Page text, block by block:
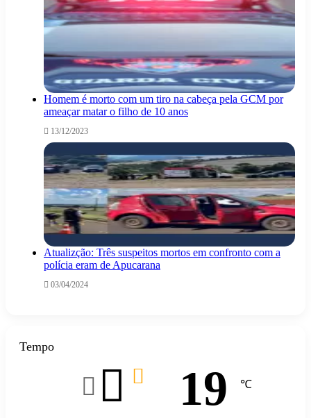
Homem é morto com um tiro na cabeça pela GCM por
ameaçar matar o filho de 10 anos
13/12/2023
Atualizção: Três suspeitos mortos em confronto com a
polícia eram de Apucarana
03/04/2024
Tempo
19 ℃